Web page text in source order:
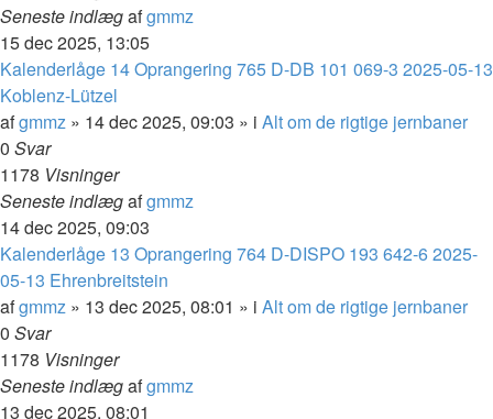
Seneste indlægafgmmz
15 dec 2025, 13:05
Kalenderlåge 14 Oprangering 765 D-DB 101 069-3 2025-05-13
Koblenz-Lützel
afgmmz » 14 dec 2025, 09:03 » i Alt om de rigtige jernbaner
0 Svar
1178 Visninger
Seneste indlægafgmmz
14 dec 2025, 09:03
Kalenderlåge 13 Oprangering 764 D-DISPO 193 642-6 2025-
05-13 Ehrenbreitstein
afgmmz » 13 dec 2025, 08:01 » i Alt om de rigtige jernbaner
0 Svar
1178 Visninger
Seneste indlægafgmmz
13 dec 2025, 08:01